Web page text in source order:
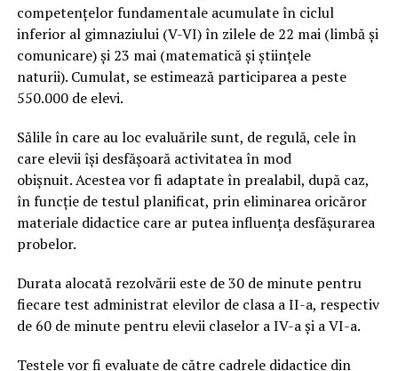
competențelor fundamentale acumulate în ciclul
inferior al gimnaziului (V-VI) în zilele de 22 mai (limbă și
comunicare) și 23 mai (matematică și științele
naturii). Cumulat, se estimează participarea a peste
550.000 de elevi.
Sălile în care au loc evaluările sunt, de regulă, cele în
care elevii îşi desfăşoară activitatea în mod
obişnuit. Acestea vor fi adaptate în prealabil, după caz,
în funcţie de testul planificat, prin eliminarea oricăror
materiale didactice care ar putea influenţa desfășurarea
probelor.
Durata alocată rezolvării este de 30 de minute pentru
fiecare test administrat elevilor de clasa a II-a, respectiv
de 60 de minute pentru elevii claselor a IV-a și a VI-a.
Testele vor fi evaluate de către cadrele didactice din